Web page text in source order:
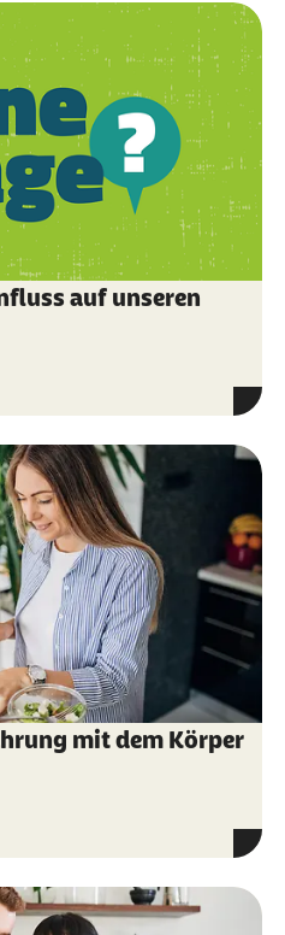
NDR über
Quarks zu
Utopia über
sind
Utopia zu
vom
roh
(Abruf vom 07.11.2023):
in pflanzlichen
auf unseren
mit dem Körper